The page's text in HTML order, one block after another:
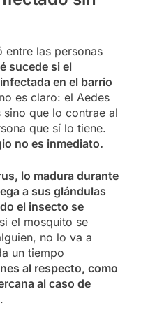
entre las personas
sucede si el
en el barrio
es claro: el Aedes
que lo contrae al
que sí lo tiene.
no es inmediato.
lo madura durante
a sus glándulas
el insecto se
el mosquito se
no lo va a
un tiempo
al respecto, como
al caso de